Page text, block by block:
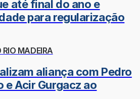
até final do ano e
para regularização
MADEIRA
aliança com Pedro
e Acir Gurgacz ao